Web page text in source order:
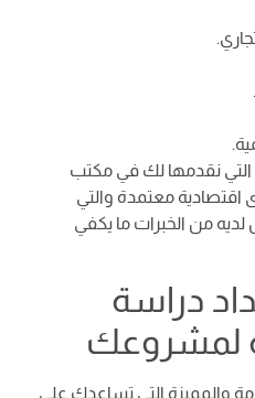
التي نقدمها لك في مكتب
معتمدة والتي
من الخبرات ما يكفي
دراسة
لمشروعك
والمميزة التي تساعدك على